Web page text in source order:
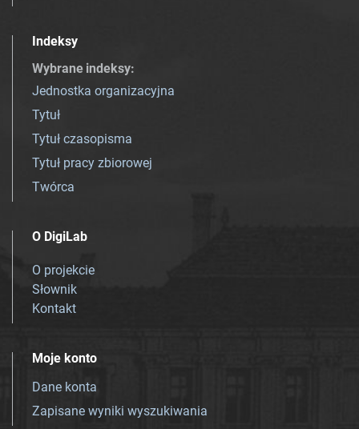
Indeksy
Wybrane indeksy:
Jednostka organizacyjna
Tytuł
Tytuł czasopisma
Tytuł pracy zbiorowej
Twórca
O DigiLab
O projekcie
Słownik
Kontakt
Moje konto
Dane konta
Zapisane wyniki wyszukiwania